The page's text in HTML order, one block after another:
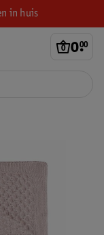
in huis
0.
00